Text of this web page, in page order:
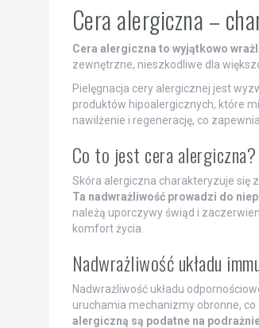
Cera alergiczna –
Cera alergiczna to wyjątkowo
zewnętrzne, nieszkodliwe dla
Pielęgnacja cery alergicznej jest
produktów hipoalergicznych, które
nawilżenie i regenerację, co
Co to jest cera alergiczna?
Skóra alergiczna charakteryzuje się
Ta nadwrażliwość prowadzi do
należą uporczywy świąd i
komfort życia.
Nadwrażliwość układu
Nadwrażliwość układu
uruchamia mechanizmy obronne,
alergiczną są podatne na